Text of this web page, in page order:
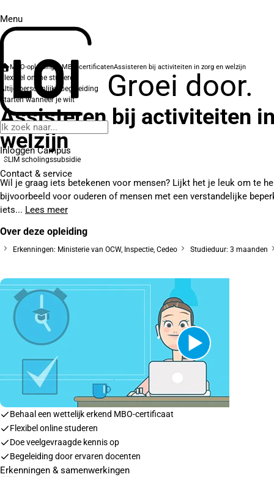
Menu
Groei door.
Inloggen Campus
Contact & service
MBO-opleidingenMBO-certificatenAssisteren bij activiteiten in zorg en welzijn
Flexibel online studeren
Altijd persoonlijke begeleiding
Starten wanneer je wilt
Assisteren bij activiteiten
welzijn
SLIM scholingssubsidie
Wil je graag iets betekenen voor mensen? Lijkt het je leuk om te
bijvoorbeeld voor ouderen of mensen met een verstandelijke
iets... Lees meer
Over deze opleiding
Erkenningen: Ministerie van OCW, Inspectie, Cedeo Studieduur: 3 maanden
Behaal een wettelijk erkend MBO-certificaat
Flexibel online studeren
Doe veelgevraagde kennis op
Begeleiding door ervaren docenten
Erkenningen & samenwerkingen